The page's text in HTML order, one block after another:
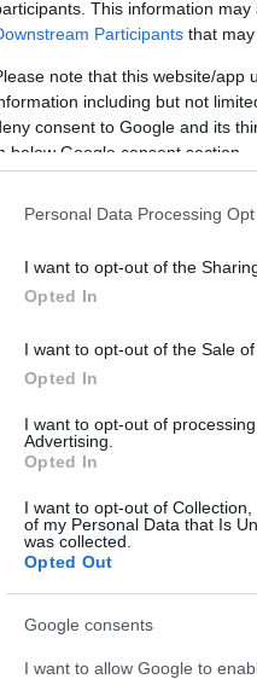
This information
Participants that
note that this website/app
including but not
consent to Google and its
below Google consent section.
Personal Data Processing
I want to opt-out of the
Opted In
I want to opt-out of the Sale
Opted In
I want to opt-out of
Advertising.
Opted In
I want to opt-out of
of my Personal Data that Is
was collected.
Opted Out
Google consents
I want to allow Google to